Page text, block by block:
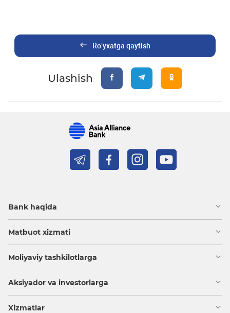
Ro’yxatga qaytish
Ulashish
Bank haqida
Matbuot xizmati
Moliyaviy tashkilotlarga
Aksiyador va investorlarga
Xizmatlar